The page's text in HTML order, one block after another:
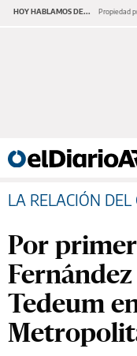
HOY HABLAMOS DE... Propiedad
LA RELACIÓN
Por
Tedeum